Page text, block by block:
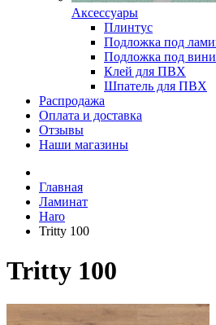
Аксессуары
Плинтус
Подложка под
Подложка под
Клей для ПВХ
Шпатель для ПВХ
Распродажа
Оплата и доставка
Отзывы
Наши магазины
Главная
Ламинат
Haro
Tritty 100
Tritty 100